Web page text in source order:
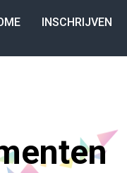
INSCHRIJVEN